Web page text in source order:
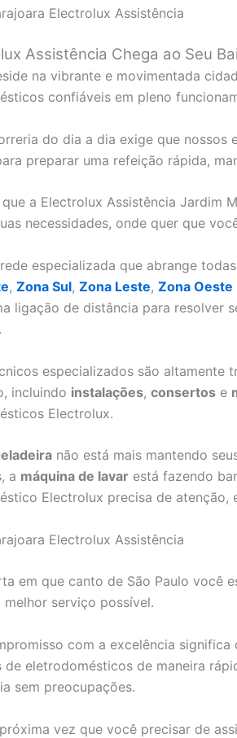
Electrolux Assistência
Assistência Chega ao Seu
na vibrante e movimentada
confiáveis em pleno
do dia a dia exige que
preparar uma refeição rápida,
a Electrolux Assistência Jardim
necessidades, onde quer que
especializada que abrange
, Zona Sul, Zona Leste, Zona Oeste
ligação de distância para resolver
especializados são altamente
incluindo instalações, consertos e
Electrolux.
não está mais mantendo
a máquina de lavar está fazendo
Electrolux precisa de atenção,
Electrolux Assistência
em que canto de São Paulo você
serviço possível.
com a excelência
de eletrodomésticos de maneira
sem preocupações.
vez que você precisar de